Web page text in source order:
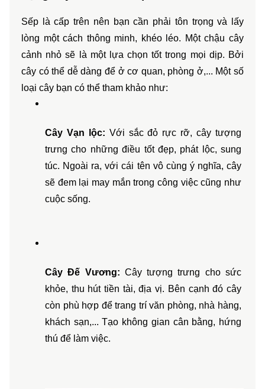
Sếp là cấp trên nên bạn cần phải tôn trọng và lấy
lòng một cách thông minh, khéo léo. Một chậu cây
cảnh nhỏ sẽ là một lựa chọn tốt trong mọi dịp. Bởi
cây có thể dễ dàng để ở cơ quan, phòng ở,... Một số
loại cây bạn có thể tham khảo như:
Cây Vạn lộc: Với sắc đỏ rực rỡ, cây tượng
trưng cho những điều tốt đẹp, phát lộc, sung
túc. Ngoài ra, với cái tên vô cùng ý nghĩa, cây
sẽ đem lại may mắn trong công việc cũng như
cuộc sống.
Cây Đế Vương: Cây tượng trưng cho sức
khỏe, thu hút tiền tài, địa vị. Bên cạnh đó cây
còn phù hợp để trang trí văn phòng, nhà hàng,
khách sạn,... Tạo không gian cân bằng, hứng
thú để làm việc.